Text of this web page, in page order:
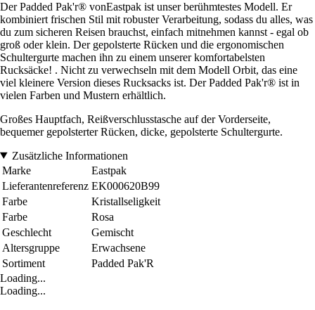
Der Padded Pak'r® vonEastpak ist unser berühmtestes Modell. Er
kombiniert frischen Stil mit robuster Verarbeitung, sodass du alles, was
du zum sicheren Reisen brauchst, einfach mitnehmen kannst - egal ob
groß oder klein. Der gepolsterte Rücken und die ergonomischen
Schultergurte machen ihn zu einem unserer komfortabelsten
Rucksäcke! . Nicht zu verwechseln mit dem Modell Orbit, das eine
viel kleinere Version dieses Rucksacks ist. Der Padded Pak'r® ist in
vielen Farben und Mustern erhältlich.
Großes Hauptfach, Reißverschlusstasche auf der Vorderseite,
bequemer gepolsterter Rücken, dicke, gepolsterte Schultergurte.
Zusätzliche Informationen
Marke
Eastpak
Lieferantenreferenz EK000620B99
Farbe
Kristallseligkeit
Farbe
Rosa
Geschlecht
Gemischt
Altersgruppe
Erwachsene
Sortiment
Padded Pak'R
Loading...
Loading...